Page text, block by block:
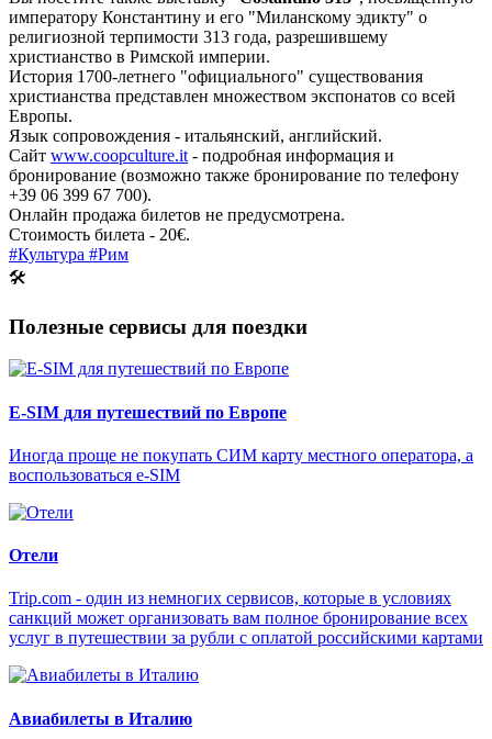
императору Константину и его "Миланскому эдикту" о
религиозной терпимости 313 года, разрешившему
христианство в Римской империи.
История 1700-летнего "официального" существования
христианства представлен множеством экспонатов со всей
Европы.
Язык сопровождения - итальянский, английский.
Сайт www.coopculture.it - подробная информация и
бронирование (возможно также бронирование по телефону
+39 06 399 67 700).
Онлайн продажа билетов не предусмотрена.
Стоимость билета - 20€.
#Культура #Рим
🛠
Полезные сервисы для поездки
E-SIM для путешествий по Европе
Иногда проще не покупать СИМ карту местного оператора, а
воспользоваться e-SIM
Отели
Trip.com - один из немногих сервисов, которые в условиях
санкций может организовать вам полное бронирование всех
услуг в путешествии за рубли с оплатой российскими картами
Авиабилеты в Италию